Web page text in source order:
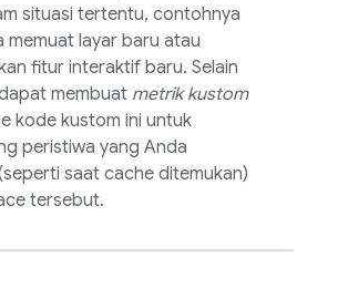
situasi tertentu, contohnya
memuat layar baru atau
fitur interaktif baru. Selain
membuat metrik kustom
kode kustom ini untuk
peristiwa yang Anda
saat cache ditemukan)
tersebut.